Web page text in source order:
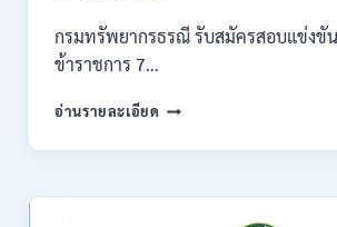
เดือน
18150
ONLINE
สิงหาคม
กรมทรัพยากรธรณี รับสมัครสอบแข่งขั
ข้าราชการ 7…
อ่านรายละเอียด กรม
เปิด
สมัคร